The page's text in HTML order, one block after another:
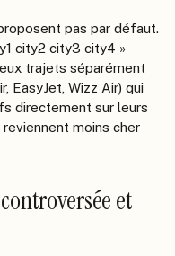
pas par défaut.
city2 city3 city4 »
trajets séparément
EasyJet, Wizz Air) qui
directement sur leurs
moins cher
et